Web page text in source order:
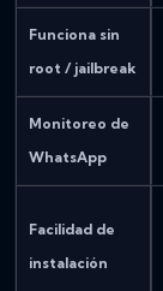
Funciona sin
root / jailbreak
Monitoreo de
WhatsApp
Facilidad de
instalación